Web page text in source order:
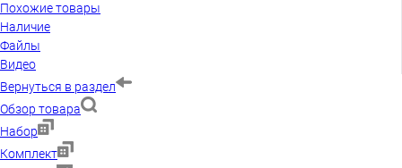
Похожие товары
Наличие
Файлы
Видео
Вернуться в раздел
Обзор товара
Набор
Комплект